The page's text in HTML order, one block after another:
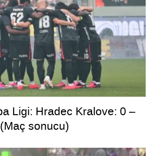
Ligi: Hradec Kralove: 0 –
sonucu)